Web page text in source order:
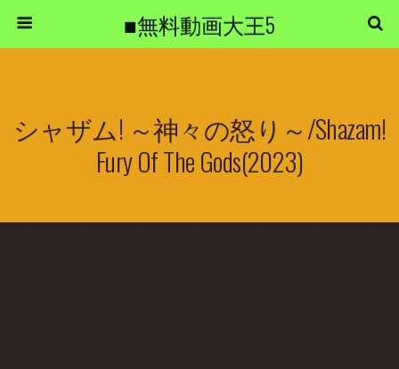
■無料動画大王5
シャザム! ～神々の怒り～/Shazam!
Fury Of The Gods(2023)